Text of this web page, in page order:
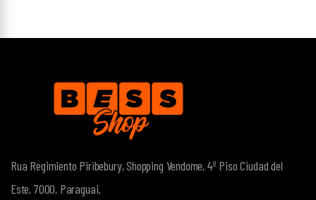
Rua Regimiento Piribebury, Shopping Vendome, 4º PisoCiudad del
Este, 7000, Paraguai.